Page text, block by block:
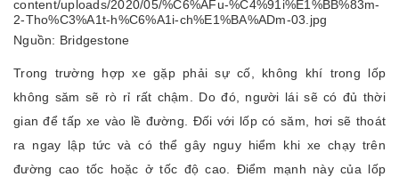
Nguồn: Bridgestone
Trong trường hợp xe gặp phải sự cố, không khí trong lốp
không săm sẽ rò rỉ rất chậm. Do đó, người lái sẽ có đủ thời
gian để tấp xe vào lề đường. Đối với lốp có săm, hơi sẽ thoát
ra ngay lập tức và có thể gây nguy hiểm khi xe chạy trên
đường cao tốc hoặc ở tốc độ cao. Điểm mạnh này của lốp